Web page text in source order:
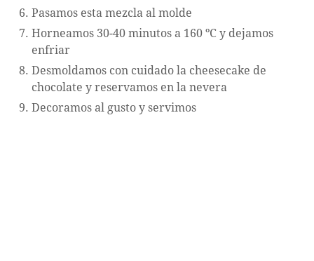
Pasamos esta mezcla al molde
Horneamos 30-40 minutos a 160 ºC y dejamos
enfriar
Desmoldamos con cuidado la cheesecake de
chocolate y reservamos en la nevera
Decoramos al gusto y servimos